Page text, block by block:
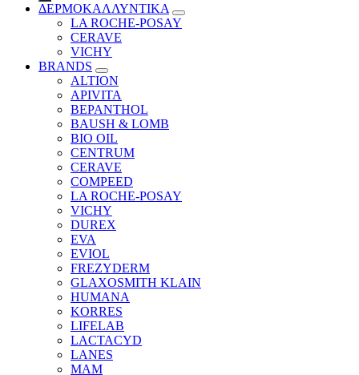
ΔΕΡΜΟΚΑΛΛΥΝΤΙΚΑ
LA ROCHE-POSAY
CERAVE
VICHY
BRANDS
ALTION
APIVITA
BEPANTHOL
BAUSH & LOMB
BIO OIL
CENTRUM
CERAVE
COMPEED
LA ROCHE-POSAY
VICHY
DUREX
EVA
EVIOL
FREZYDERM
GLAXOSMITH KLAIN
HUMANA
KORRES
LIFELAB
LACTACYD
LANES
MAM